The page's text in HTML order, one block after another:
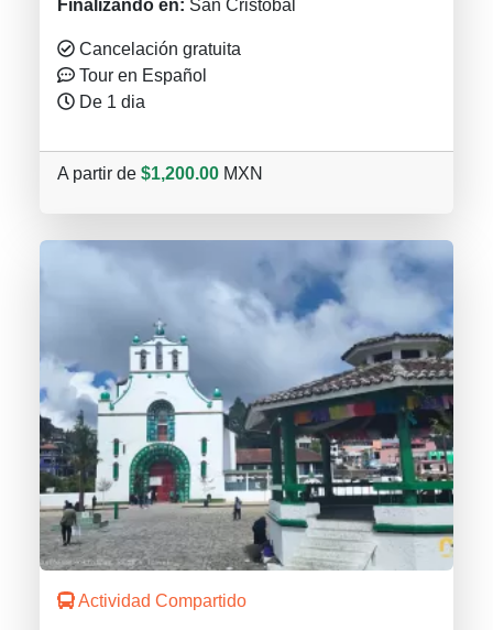
Finalizando en: San Cristóbal
Cancelación gratuita
Tour en Español
De 1 dia
A partir de $1,200.00 MXN
Actividad Compartido